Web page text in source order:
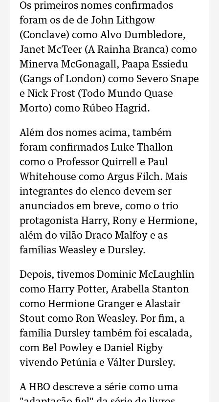
Os primeiros nomes confirmados
foram os de de John Lithgow
(Conclave) como Alvo Dumbledore,
Janet McTeer (A Rainha Branca) como
Minerva McGonagall, Paapa Essiedu
(Gangs of London) como Severo Snape
e Nick Frost (Todo Mundo Quase
Morto) como Rúbeo Hagrid.
Além dos nomes acima, também
foram confirmados Luke Thallon
como o Professor Quirrell e Paul
Whitehouse como Argus Filch. Mais
integrantes do elenco devem ser
anunciados em breve, como o trio
protagonista Harry, Rony e Hermione,
além do vilão Draco Malfoy e as
famílias Weasley e Dursley.
Depois, tivemos Dominic McLaughlin
como Harry Potter, Arabella Stanton
como Hermione Granger e Alastair
Stout como Ron Weasley. Por fim, a
família Dursley também foi escalada,
com Bel Powley e Daniel Rigby
vivendo Petúnia e Válter Dursley.
A HBO descreve a série como uma